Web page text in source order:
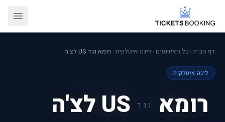
דף הבית› כל האירועים ›ליגה איטלקית› רומא נגד US לצ'ה
ליגה איטלקית
רומא נגד US לצ'ה